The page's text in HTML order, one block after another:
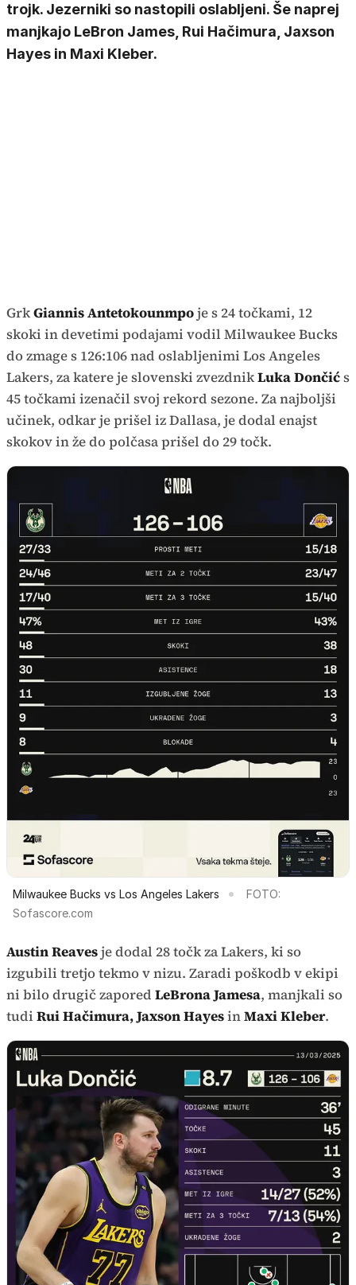
trojk. Jezerniki so nastopili oslabljeni. Še naprej
manjkajo LeBron James, Rui Hačimura, Jaxson
Hayes in Maxi Kleber.
GrkGiannis Antetokounmpoje s 24 točkami, 12
skoki in devetimi podajami vodil Milwaukee Bucks
do zmage s 126:106 nad oslabljenimi Los Angeles
Lakers, za katere je slovenski zvezdnikLuka Dončićs
45 točkami izenačil svoj rekord sezone. Za najboljši
učinek, odkar je prišel iz Dallasa, je dodal enajst
skokov in že do polčasa prišel do 29 točk.
Milwaukee Bucks vs Los Angeles Lakers
FOTO:
Sofascore.com
Austin Reavesje dodal 28 točk za Lakers, ki so
izgubili tretjo tekmo v nizu. Zaradi poškodb v ekipi
ni bilo drugič zapored LeBrona Jamesa, manjkali so
tudi Rui Hačimura, Jaxson HayesinMaxi Kleber.